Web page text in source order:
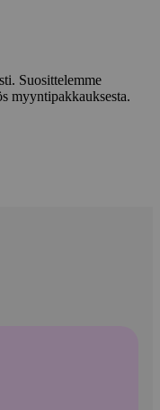
Suosittelemme
myyntipakkauksesta.